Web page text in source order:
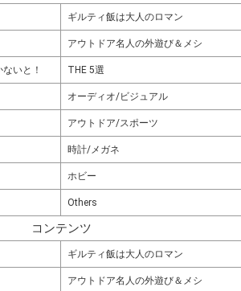
ギルティ飯は大人のロマン
アウトドア名人の外遊び＆メシ
いと！ THE 5選
オーディオ/ビジュアル
アウトドア/スポーツ
時計/メガネ
ホビー
Others
コンテンツ
ギルティ飯は大人のロマン
アウトドア名人の外遊び＆メシ